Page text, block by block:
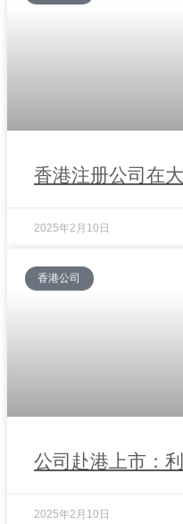
香港注册公司在
2025年2月10日
香港公司
公司赴港上市：
2025年2月10日